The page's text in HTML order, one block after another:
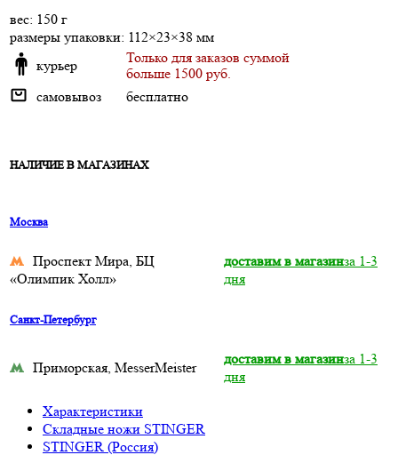
веc: 150 г
размеры упаковки: 112×23×38 мм
курьер
Только для заказов суммой
больше 1500 руб.
самовывоз
бесплатно
НАЛИЧИЕ В МАГАЗИНАХ
Москва
Проспект Мира, БЦ
«Олимпик Холл»
доставим в магазинза 1-3
дня
Санкт-Петербург
Приморская, MesserMeister
доставим в магазинза 1-3
дня
Характеристики
Складные ножи STINGER
STINGER (Россия)